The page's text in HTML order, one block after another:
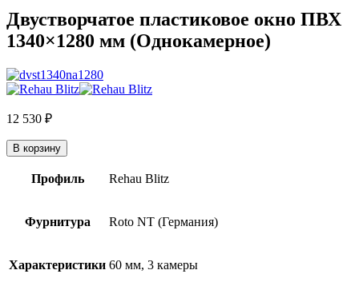
Двустворчатое пластиковое окно ПВХ
1340×1280 мм (Однокамерное)
12 530 ₽
В корзину
Профиль Rehau Blitz
Фурнитура Roto NT (Германия)
Характеристики 60 мм, 3 камеры